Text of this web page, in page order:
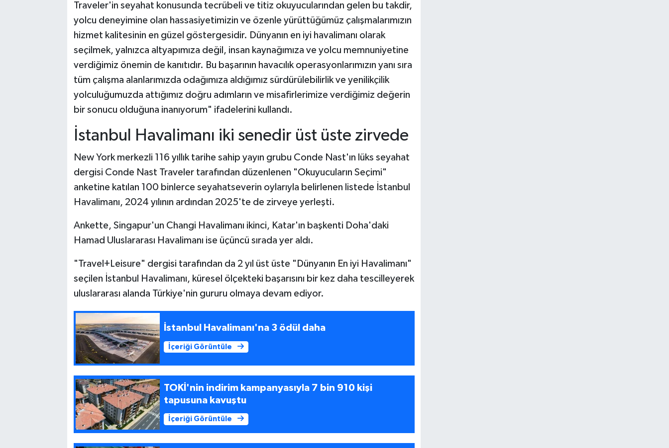
Traveler'in seyahat konusunda tecrübeli ve titiz okuyucularından gelen bu takdir,
yolcu deneyimine olan hassasiyetimizin ve özenle yürüttüğümüz çalışmalarımızın
hizmet kalitesinin en güzel göstergesidir. Dünyanın en iyi havalimanı olarak
seçilmek, yalnızca altyapımıza değil, insan kaynağımıza ve yolcu memnuniyetine
verdiğimiz önemin de kanıtıdır. Bu başarının havacılık operasyonlarımızın yanı sıra
tüm çalışma alanlarımızda odağımıza aldığımız sürdürülebilirlik ve yenilikçilik
yolculuğumuzda attığımız doğru adımların ve misafirlerimize verdiğimiz değerin
bir sonucu olduğuna inanıyorum" ifadelerini kullandı.
İstanbul Havalimanı iki senedir üst üste zirvede
New York merkezli 116 yıllık tarihe sahip yayın grubu Conde Nast'ın lüks seyahat
dergisi Conde Nast Traveler tarafından düzenlenen "Okuyucuların Seçimi"
anketine katılan 100 binlerce seyahatseverin oylarıyla belirlenen listede İstanbul
Havalimanı, 2024 yılının ardından 2025'te de zirveye yerleşti.
Ankette, Singapur'un Changi Havalimanı ikinci, Katar'ın başkenti Doha'daki
Hamad Uluslararası Havalimanı ise üçüncü sırada yer aldı.
"Travel+Leisure" dergisi tarafından da 2 yıl üst üste "Dünyanın En iyi Havalimanı"
seçilen İstanbul Havalimanı, küresel ölçekteki başarısını bir kez daha tescilleyerek
uluslararası alanda Türkiye'nin gururu olmaya devam ediyor.
İstanbul Havalimanı'na 3 ödül daha
İçeriği Görüntüle
TOKİ'nin indirim kampanyasıyla 7 bin 910 kişi
tapusuna kavuştu
İçeriği Görüntüle